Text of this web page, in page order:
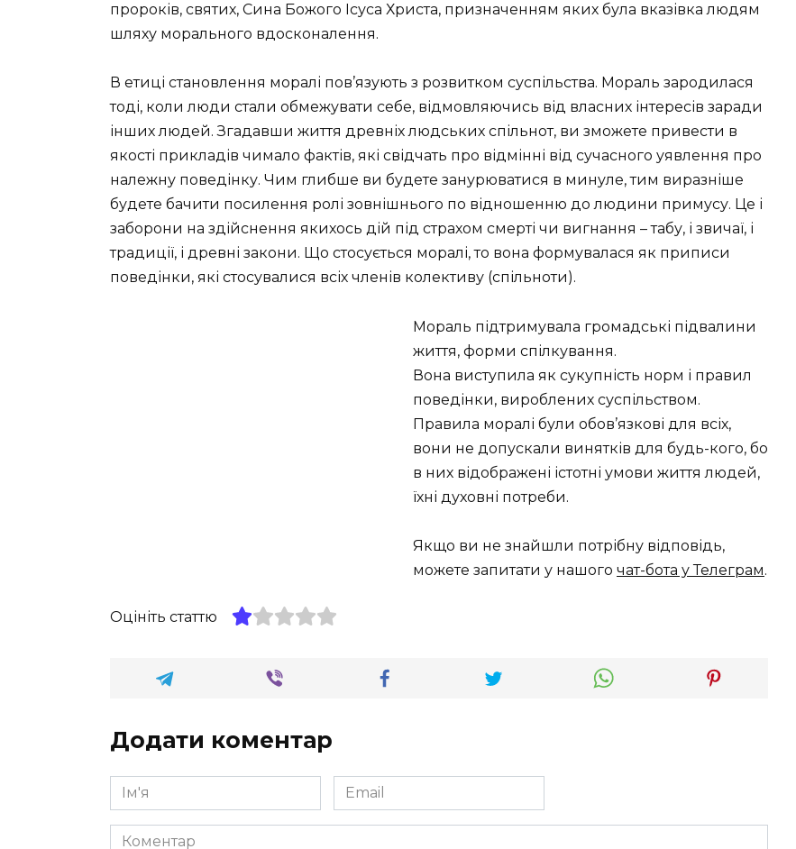
пророків, святих, Сина Божого Ісуса Христа, призначенням яких була вказівка ​​людям
шляху морального вдосконалення.
В етиці становлення моралі пов’язують з розвитком суспільства. Мораль зародилася
тоді, коли люди стали обмежувати себе, відмовляючись від власних інтересів заради
інших людей. Згадавши життя древніх людських спільнот, ви зможете привести в
якості прикладів чимало фактів, які свідчать про відмінні від сучасного уявлення про
належну поведінку. Чим глибше ви будете занурюватися в минуле, тим виразніше
будете бачити посилення ролі зовнішнього по відношенню до людини примусу. Це і
заборони на здійснення якихось дій під страхом смерті чи вигнання – табу, і звичаї, і
традиції, і древні закони. Що стосується моралі, то вона формувалася як приписи
поведінки, які стосувалися всіх членів колективу (спільноти).
Мораль підтримувала громадські підвалини
життя, форми спілкування.
Вона виступила як сукупність норм і правил
поведінки, вироблених суспільством.
Правила моралі були обов’язкові для всіх,
вони не допускали винятків для будь-кого, бо
в них відображені істотні умови життя людей,
їхні духовні потреби.
Якщо ви не знайшли потрібну відповідь,
можете запитати у нашого чат-бота у Телеграм.
Оцініть статтю
Додати коментар
Ім'я
*
Email
*
Коментар